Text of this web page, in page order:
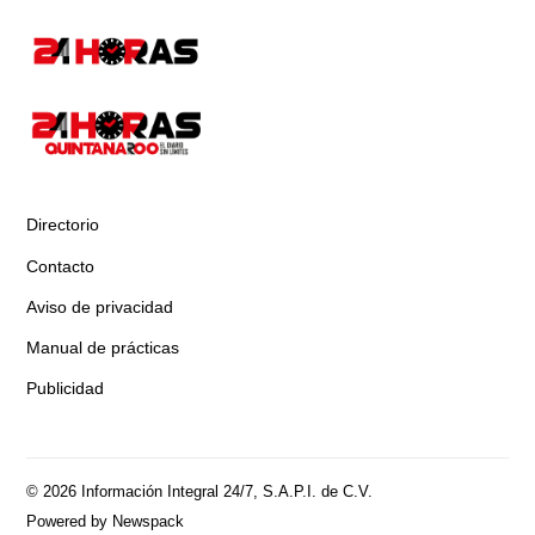
Directorio
Contacto
Aviso de privacidad
Manual de prácticas
Publicidad
© 2026 Información Integral 24/7, S.A.P.I. de C.V.
Powered by Newspack